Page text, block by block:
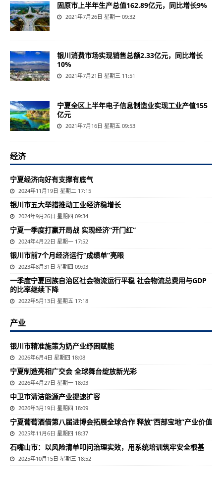
固原市上半年生产总值162.89亿元，同比增长9%
2021年7月26日 星期一 09:32
银川消费市场实现销售总额2.33亿元，同比增长
10%
2021年7月21日 星期三 11:51
宁夏全区上半年电子信息制造业实现工业产值155
亿元
2021年7月16日 星期五 09:53
经济
宁夏经济向好有支撑有底气
2024年11月19日 星期二 17:15
银川市五大举措推动工业经济稳增长
2024年9月26日 星期四 09:34
宁夏一季度打赢开局战 实现经济“开门红”
2024年4月22日 星期一 17:52
银川市前7个月经济运行“成绩单”亮眼
2023年8月31日 星期四 09:03
一季度宁夏回族自治区社会物流运行平稳 社会物流总费用与GDP
的比率继续下降
2022年5月13日 星期五 17:18
产业
银川市精准施策为奶产业纾困赋能
2026年6月4日 星期四 18:08
宁夏制造亮相广交会 全球舞台绽放新光彩
2026年4月27日 星期一 18:03
中卫市清洁能源产业提速扩容
2026年3月19日 星期四 18:09
宁夏葡萄酒借第八届进博会拓展全球合作 释放“西部宝地”产业价值
2025年11月6日 星期四 18:37
石嘴山市：以风险清单叩问治理实效，用系统培训筑牢安全根基
2025年10月15日 星期三 18:52